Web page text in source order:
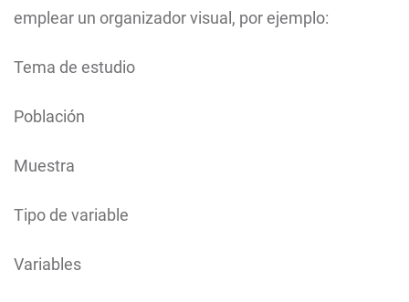
emplear un organizador visual, por ejemplo:
Tema de estudio
Población
Muestra
Tipo de variable
Variables